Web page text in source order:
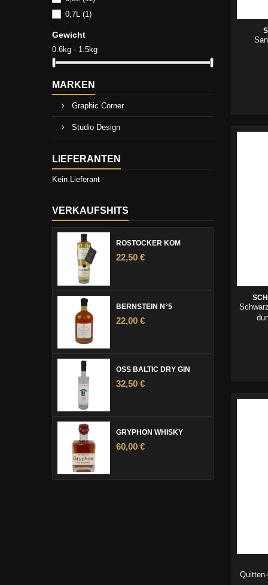
0,7L (1)
Gewicht
0.6kg - 1.5kg
MARKEN
Graphic Corner
Studio Design
LIEFERANTEN
Kein Lieferant
VERKAUFSHITS
ROSTOCKER KÖM
22,50 €
BERNSTEIN N°5
22,00 €
OSS BALTIC DRY GIN
32,50 €
GRYPHON WHISKY
60,00 €